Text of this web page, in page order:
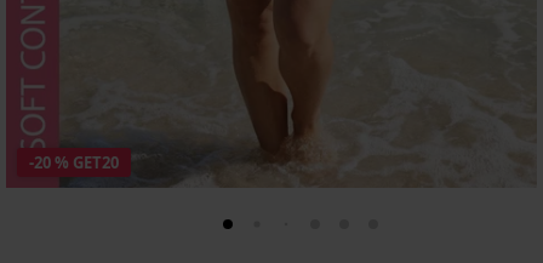
-20 % GET20